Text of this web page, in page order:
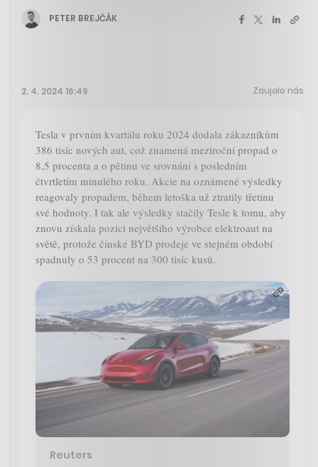
PETER BREJČÁK
2. 4. 2024 16:49 Zaujalo nás
Tesla v prvním kvartálu roku 2024 dodala zákazníkům
386 tisíc nových aut, což znamená meziroční propad o
8,5 procenta a o pětinu ve srovnání s posledním
čtvrtletím minulého roku. Akcie na oznámené výsledky
reagovaly propadem, během letoška už ztratily třetinu
své hodnoty. I tak ale výsledky stačily Tesle k tomu, aby
znovu získala pozici největšího výrobce elektroaut na
světě, protože čínské BYD prodeje ve stejném období
spadnuly o 53 procent na 300 tisíc kusů.
Reuters